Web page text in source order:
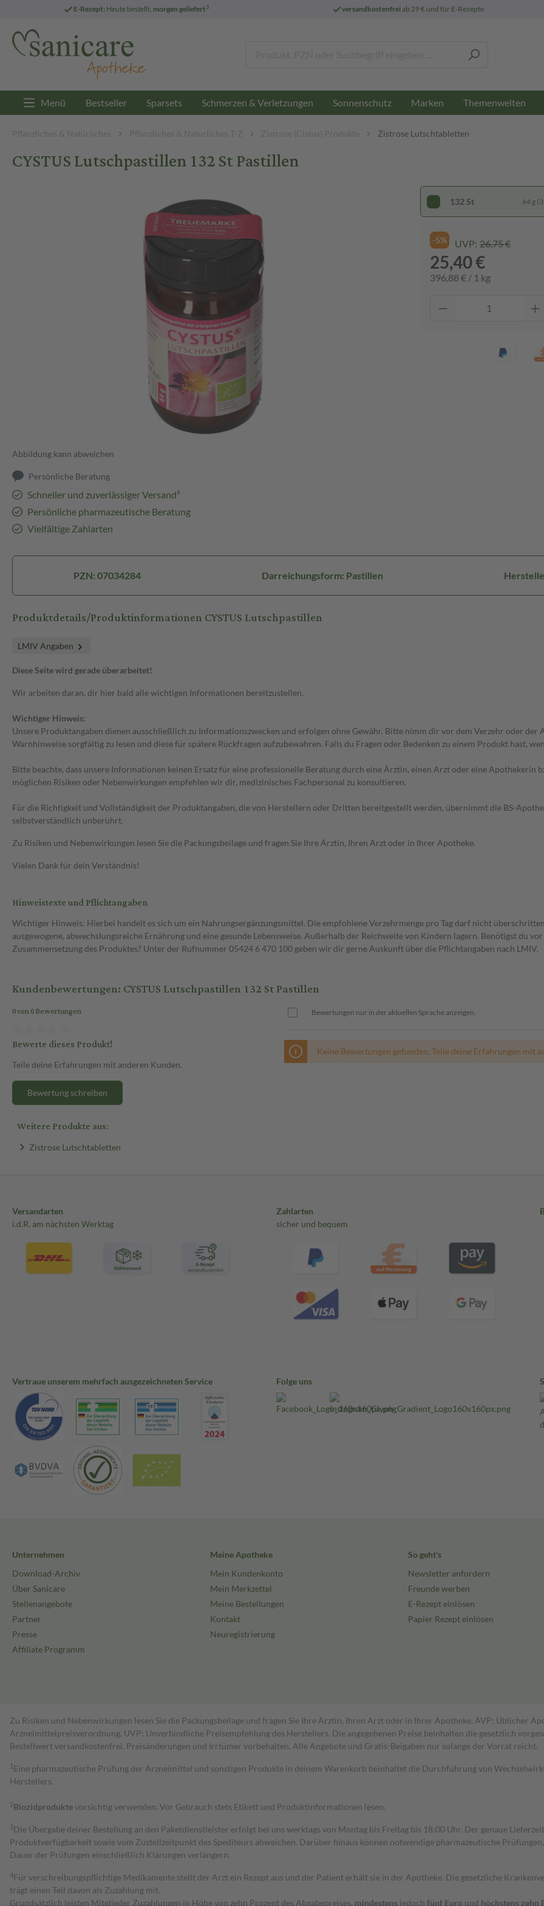
E-Rezept: Heute bestellt, morgen geliefert3 versandkostenfreiab 29 € und für E-Rezepte
Menü Bestseller Sparsets Schmerzen & Verletzungen Sonnenschutz Marken Themenwelten
Pflanzliches & Natürliches Pflanzliches & Natürliches T-Z Zistrose (Cistus) Produkte Zistrose Lutschtabletten
CYSTUS Lutschpastillen 132 St Pastillen
Abbildung kann abweichen
Persönliche Beratung
Schneller und zuverlässiger Versand³
Persönliche pharmazeutische Beratung
Vielfältige Zahlarten
132 St 64 g
-5% UVP: 26,75 €
25,40 €
396,88 € / 1 kg
PZN: 07034284 Darreichungsform: Pastillen
Produktdetails/Produktinformationen CYSTUS Lutschpastillen
LMIV Angaben
Diese Seite wird gerade überarbeitet!
Wir arbeiten daran, dir hier bald alle wichtigen Informationen bereitzustellen.
Wichtiger Hinweis:
Unsere Produktangaben dienen ausschließlich zu Informationszwecken und erfolgen ohne Gewähr. Bitte nimm dir vor dem Verzehr oder
Warnhinweise sorgfältig zu lesen und diese für spätere Rückfragen aufzubewahren. Falls du Fragen oder Bedenken zu einem Produkt hast,
Bitte beachte, dass unsere Informationen keinen Ersatz für eine professionelle Beratung durch eine Ärztin, einen Arzt oder eine Apothekerin
möglichen Risiken oder Nebenwirkungen empfehlen wir dir, medizinisches Fachpersonal zu konsultieren.
Für die Richtigkeit und Vollständigkeit der Produktangaben, die von Herstellern oder Dritten bereitgestellt werden, übernimmt die BS-
selbstverständlich unberührt.
Zu Risiken und Nebenwirkungen lesen Sie die Packungsbeilage und fragen Sie Ihre Ärztin, Ihren Arzt oder in Ihrer Apotheke.
Vielen Dank für dein Verständnis!
Hinweistexte und Pflichtangaben
Wichtiger Hinweis: Hierbei handelt es sich um ein Nahrungsergänzungsmittel. Die empfohlene Verzehrmenge pro Tag darf nicht
ausgewogene, abwechslungsreiche Ernährung und eine gesunde Lebensweise. Außerhalb der Reichweite von Kindern lagern. Benötigst du
Zusammensetzung des Produktes? Unter der Rufnummer 05424 6 470 100 geben wir dir gerne Auskunft über die Pflichtangaben nach LMIV.
Kundenbewertungen: CYSTUS Lutschpastillen 132 St Pastillen
0 von 0 Bewertungen
Bewerte dieses Produkt!
Teile deine Erfahrungen mit anderen Kunden.
Bewertung schreiben
Bewertungen nur in der aktuellen Sprache anzeigen.
Keine Bewertungen gefunden. Teile deine Erfahrungen mit
Weitere Produkte aus:
Zistrose Lutschtabletten
Versandarten
i.d.R. am nächsten Werktag
Zahlarten
sicher und bequem
Vertraue unserem mehrfach ausgezeichneten Service Folge uns
Unternehmen
Download-Archiv
Über Sanicare
Stellenangebote
Partner
Presse
Affiliate Programm
Meine Apotheke
Mein Kundenkonto
Mein Merkzettel
Meine Bestellungen
Kontakt
Neuregistrierung
So geht's
Newsletter anfordern
Freunde werben
E-Rezept einlösen
Papier Rezept einlösen
Zu Risiken und Nebenwirkungen lesen Sie die Packungsbeilage und fragen Sie Ihre Ärztin, Ihren Arzt oder in Ihrer Apotheke. AVP: Üblicher
Arzneimittelpreisverordnung. UVP: Unverbindliche Preisempfehlung des Herstellers. Die angegebenen Preise beinhalten die gesetzlich
Bestell­wert versand­kosten­frei. Preisänderungen und Irrtümer vorbehalten. Alle Angebote und Gratis-Beigaben nur solange der Vorrat reicht.
1 Eine pharmazeutische Prüfung der Arzneimittel und sonstigen Produkte in deinem Warenkorb beinhaltet die Durchführung von
Herstellers.
2Biozidproduktevorsichtig verwenden. Vor Gebrauch stets Etikett und Produktinformationen lesen.
3Die Übergabe deiner Bestellung an den Paketdienstleister erfolgt bei uns werktags von Montag bis Freitag bis 18:00 Uhr. Der genaue
Produktverfügbarkeit sowie vom Zustellzeitpunkt des Spediteurs abweichen. Darüber hinaus können notwendige pharmazeutische
Dauer der Prüfungen einschließlich Klärungen verlängern.
4Für verschreibungspflichtige Medikamente stellt der Arzt ein Rezept aus und der Patient erhält sie in der Apotheke. Die gesetzliche
trägt einen Teil davon als Zuzahlung mit.
Grundsätzlich leisten Mitglieder Zuzahlungen in Höhe von zehn Prozent des Abgabepreises, mindestens jedoch fünf Euro und höchstens zehn